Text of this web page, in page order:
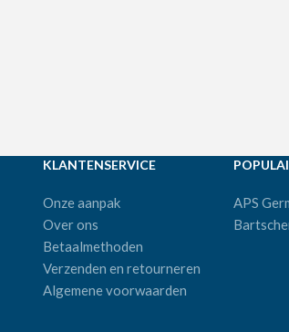
KLANTENSERVICE
Onze aanpak
Over ons
Betaalmethoden
Verzenden en retourneren
Algemene voorwaarden
APS